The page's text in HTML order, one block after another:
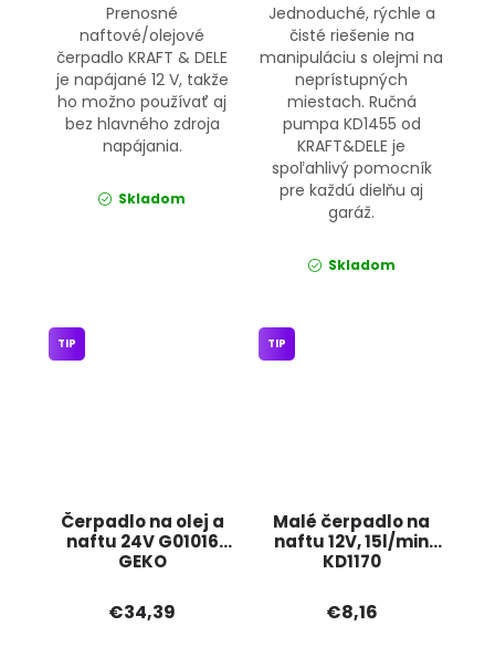
Prenosné
naftové/olejové
čerpadlo KRAFT & DELE
je napájané 12 V, takže
ho možno používať aj
bez hlavného zdroja
napájania.
Skladom
Jednoduché, rýchle a
čisté riešenie na
manipuláciu s olejmi na
neprístupných
miestach. Ručná
pumpa KD1455 od
KRAFT&DELE je
spoľahlivý pomocník
pre každú dielňu aj
garáž.
Skladom
Čerpadlo na olej a
naftu 24V G01016
GEKO
TIP
€34,39
Malé čerpadlo na
naftu 12V, 15l/min
KD1170
TIP
€8,16